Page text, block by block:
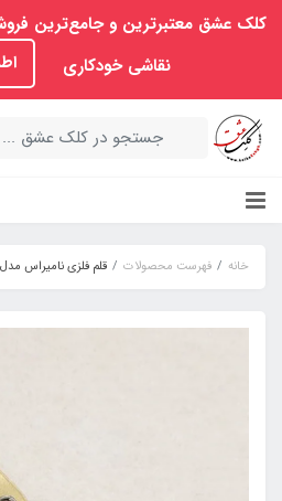
کلک عشق معتبرترین و جامع‌ترین
نقاشی خودکاری
خانه فهرست محصولات قلم فلزی نامیراس مدل روزنه